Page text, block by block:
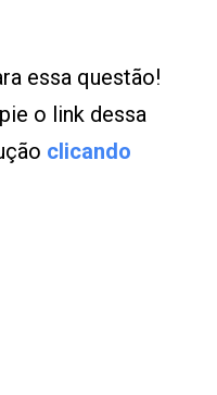
essa questão!
o link dessa
clicando